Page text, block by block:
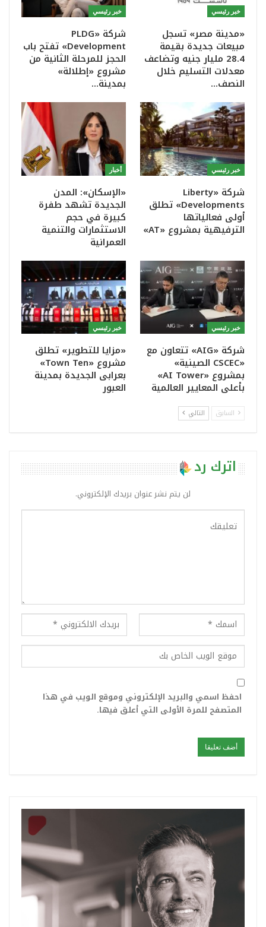
خبر رئيسي
«مدينة مصر» تسجل
مبيعات جديدة بقيمة
28.4 مليار جنيه وتضاعف
معدلات التسليم خلال
النصف…
خبر رئيسي
شركة «PLDG
Development» تفتح باب
الحجز للمرحلة الثانية من
مشروع «إطلالة»
بمدينة…
خبر رئيسي
شركة «Liberty
Developments» تطلق
أولى فعالياتها
الترفيهية بمشروع «AT»
أخبار
«الإسكان»: المدن
الجديدة تشهد طفرة
كبيرة في حجم
الاستثمارات والتنمية
العمرانية
خبر رئيسي
شركة «AIG» تتعاون مع
«CSCEC الصينية»
بمشروع «AI Tower»
بأعلى المعايير العالمية
خبر رئيسي
«مزايا للتطوير» تطلق
مشروع «Town Ten»
بعرابى الجديدة بمدينة
العبور
السابق التالي
اترك رد
لن يتم نشر عنوان بريدك الإلكتروني.
احفظ اسمي والبريد الإلكتروني وموقع الويب في هذا
المتصفح للمرة الأولى التي أعلق فيها.